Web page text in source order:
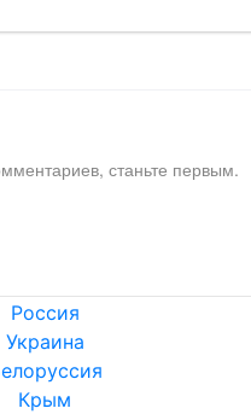
станьте первым.
Россия
Украина
Крым